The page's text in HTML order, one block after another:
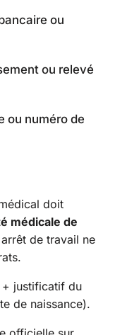
ou
ou relevé
ou numéro de
doit
médicale de
de travail ne
justificatif du
de naissance).